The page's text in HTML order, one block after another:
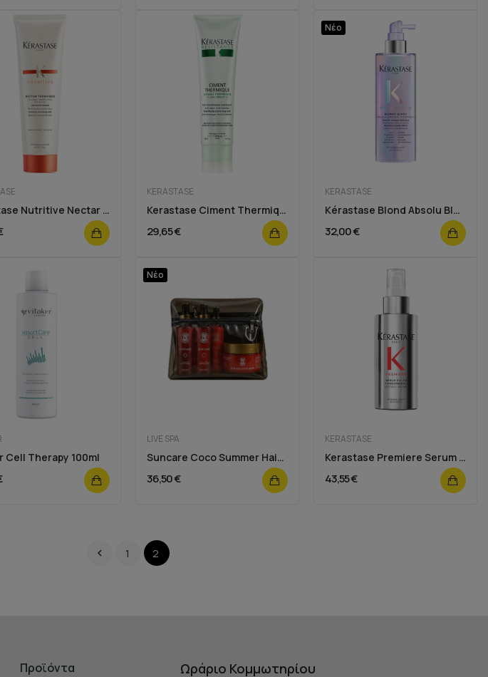
Kerastase Nutritive Nectar Thermique 150ml
KERASTASE
Kerastase Ciment Thermique 150ml
29,65 €
Νέο
KERASTASE
Kérastase Blond Absolu Blonde Guard Leave-in 190ml
32,00 €
Cell Therapy 100ml
Νέο
LIVE SPA
Suncare Coco Summer Hair Care Set
36,50 €
KERASTASE
Kerastase Premiere Serum Filler Fondamental 90ml
43,55 €
 1 2
Προϊόντα Ωράριο Κομμωτηρίου